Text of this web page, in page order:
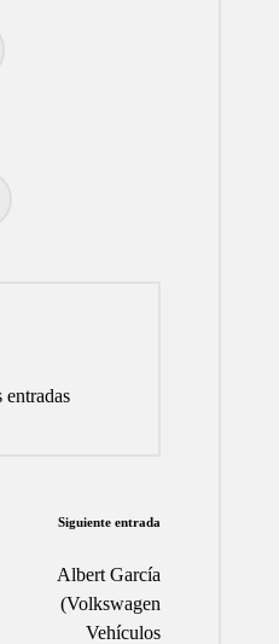
entradas
Siguiente entrada
Albert García
(Volkswagen
Vehículos